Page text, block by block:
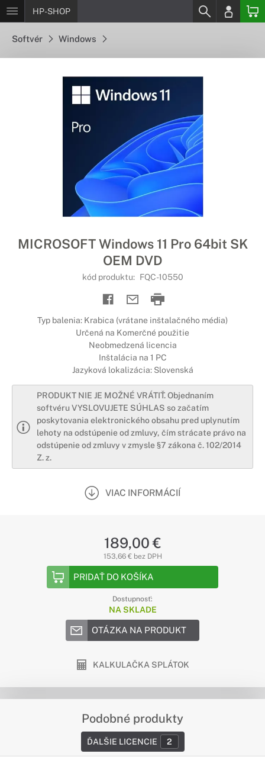
HP-SHOP
Softvér Windows
MICROSOFT Windows 11 Pro 64bit SK
OEM DVD
kód produktu: FQC-10550
Typ balenia: Krabica (vrátane inštalačného média)
Určená na Komerčné použitie
Neobmedzená licencia
Inštalácia na 1 PC
Jazyková lokalizácia: Slovenská
PRODUKT NIE JE MOŽNÉ VRÁTIŤ. Objednaním
softvéru VYSLOVUJETE SÚHLAS so začatím
poskytovania elektronického obsahu pred uplynutím
lehoty na odstúpenie od zmluvy, čím strácate právo na
odstúpenie od zmluvy v zmysle §7 zákona č. 102/2014
Z. z.
VIAC INFORMÁCIÍ
189,00 €
153,66 € bez DPH
PRIDAŤ DO KOŠÍKA
Dostupnosť:
NA SKLADE
OTÁZKA NA PRODUKT
KALKULAČKA SPLÁTOK
Podobné produkty
ĎALŠIE LICENCIE 2